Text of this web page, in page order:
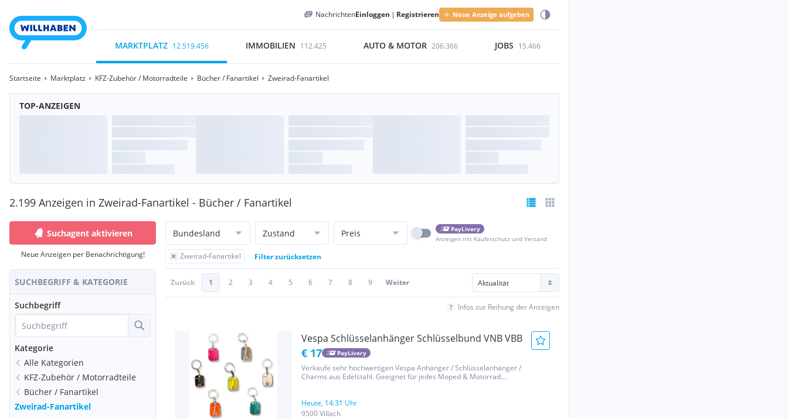
NachrichtenEinloggen | Registrieren Neue Anzeige aufgeben
MARKTPLATZ 12.519.456 IMMOBILIEN 112.425 AUTO & MOTOR 206.366 JOBS 15.466
Startseite Marktplatz KFZ-Zubehör / Motorradteile Bücher / Fanartikel Zweirad-Fanartikel
TOP-ANZEIGEN
2.199 Anzeigen in Zweirad-Fanartikel - Bücher / Fanartikel
Suchagent aktivieren
Neue Anzeigen per Benachrichtigung!
SUCHBEGRIFF & KATEGORIE
Suchbegriff
Kategorie
Alle Kategorien
KFZ-Zubehör / Motorradteile
Bücher / Fanartikel
Zweirad-Fanartikel
Bundesland Zustand Preis
PayLivery
Anzeigen mit Käuferschutz und Versand
Zweirad-Fanartikel Filter zurücksetzen
Zurück 1 2 3 4 5 6 7 8 9 Weiter
Infos zur Reihung der Anzeigen
Vespa Schlüsselanhänger Schlüsselbund VNB VBB
€ 17 PayLivery
Verkaufe sehr hochwertigen Vespa Anhänger / Schlüsselanhänger /
Charms aus Edelstahl. Geeignet für jedes Moped & Motorrad.
Heute, 14:31 Uhr
9500 Villach